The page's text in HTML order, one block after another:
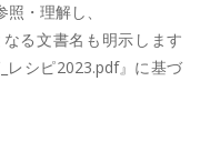
・理解し、
る文書名も明示します
レシピ2023.pdf』に基づ